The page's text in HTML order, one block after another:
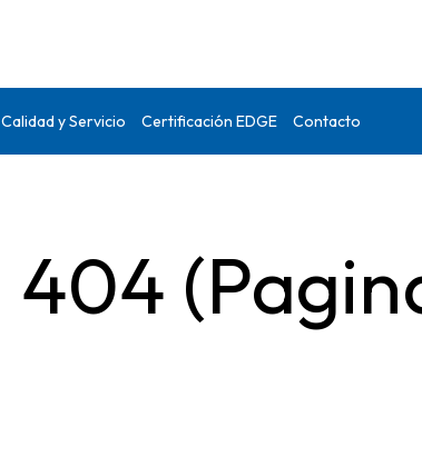
Calidad y Servicio Certificación EDGE Contacto
404